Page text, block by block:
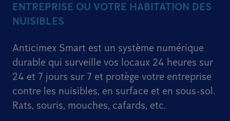
ENTREPRISE OU VOTRE HABITATION DES
NUISIBLES
Anticimex Smart est un système numérique
durable qui surveille vos locaux 24 heures sur
24 et 7 jours sur 7 et protège votre entreprise
contre les nuisibles, en surface et en sous-sol.
Rats, souris, mouches, cafards, etc.